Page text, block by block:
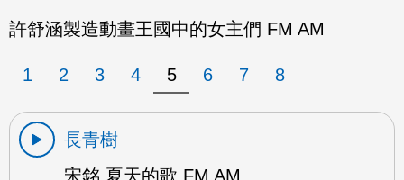
許舒涵製造動畫王國中的女主們 FM AM
1 2 3 4 5 6 7 8
長青樹
宋銘 夏天的歌 FM AM